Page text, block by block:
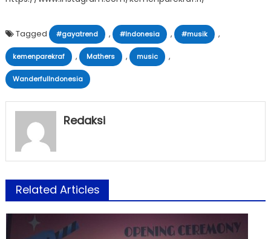
Tagged #gayatrend , #Indonesia , #musik ,
kemenparekraf , Mathers , music ,
WanderfulIndonesia
Redaksi
Related Articles